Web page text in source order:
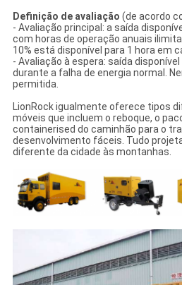
Definição de avaliação (de acordo
- Avaliação principal: a saída
com horas de operação anuais
10% está disponível para 1 hora em
- Avaliação à espera: saída disponível
durante a falha de energia normal.
permitida.
LionRock igualmente oferece tipos
móveis que incluem o reboque, o
containerised do caminhão para o
desenvolvimento fáceis. Tudo
diferente da cidade às montanhas.